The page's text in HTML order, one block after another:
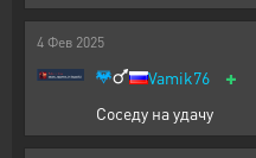
4 Фев 2025
Vamik76 +
Соседу на удачу